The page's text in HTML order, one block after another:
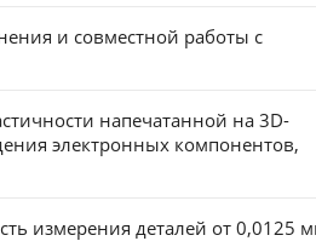
и совместной работы с
напечатанной на 3D-
электронных компонентов,
измерения деталей от 0,0125